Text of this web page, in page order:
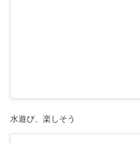
水遊び、楽しそう